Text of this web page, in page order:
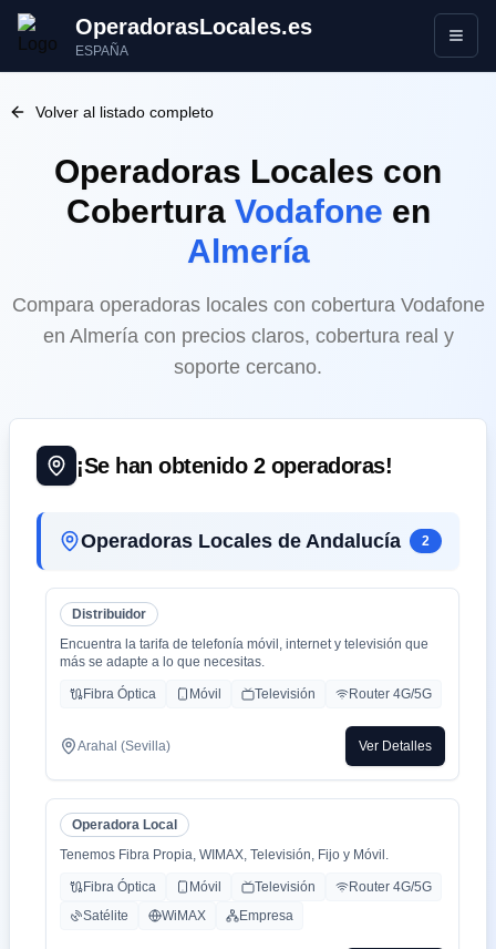
OperadorasLocales.es
ESPAÑA Abrir
Volver al listado completo
Operadoras Locales con
Cobertura Vodafone en
Almería
Compara operadoras locales con cobertura Vodafone
en Almería con precios claros, cobertura real y
soporte cercano.
¡Se han obtenido 2operadoras!
Operadoras Locales de Andalucía 2
Distribuidor
Encuentra la tarifa de telefonía móvil, internet y televisión que
más se adapte a lo que necesitas.
Fibra Óptica Móvil Televisión Router 4G/5G
Arahal (Sevilla) Ver Detalles
Operadora Local
Tenemos Fibra Propia, WIMAX, Televisión, Fijo y Móvil.
Fibra Óptica Móvil Televisión
Router 4G/5G
Satélite
WiMAX Empresa